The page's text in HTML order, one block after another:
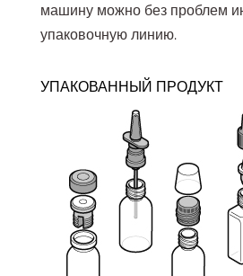
машину можно без проблем
упаковочную линию.
УПАКОВАННЫЙ ПРОДУКТ